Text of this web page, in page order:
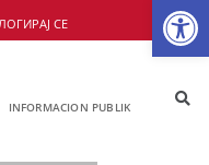
СЕ
INFORMACION PUBLIK